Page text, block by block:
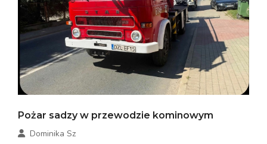
Pożar sadzy w przewodzie kominowym
Dominika Sz